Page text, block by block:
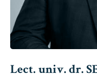
Lect. univ. dr.